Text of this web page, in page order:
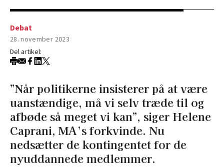
Debat
28. november 2023
Del artikel:
”Når politikerne insisterer på at være
uanstændige, må vi selv træde til og
afbøde så meget vi kan”, siger Helene
Caprani, MA’s forkvinde. Nu
nedsætter de kontingentet for de
nyuddannede medlemmer.